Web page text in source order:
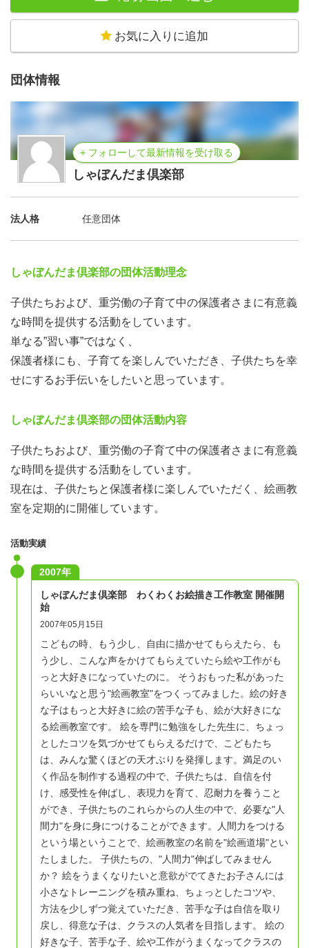
お気に入りに追加
団体情報
+ フォローして最新情報を受け取る
しゃぼんだま倶楽部
法人格 任意団体
しゃぼんだま倶楽部の団体活動理念
子供たちおよび、重労働の子育て中の保護者さまに有意義
な時間を提供する活動をしています。
単なる”習い事”ではなく、
保護者様にも、子育てを楽しんでいただき、子供たちを幸
せにするお手伝いをしたいと思っています。
しゃぼんだま倶楽部の団体活動内容
子供たちおよび、重労働の子育て中の保護者さまに有意義
な時間を提供する活動をしています。
現在は、子供たちと保護者様に楽しんでいただく、絵画教
室を定期的に開催しています。
活動実績
2007年
しゃぼんだま倶楽部 わくわくお絵描き工作教室 開催開
始
2007年05月15日
こどもの時、もう少し、自由に描かせてもらえたら、も
う少し、こんな声をかけてもらえていたら絵や工作がも
っと大好きになっていたのに。 そうおもった私があった
らいいなと思う"絵画教室"をつくってみました。絵の好き
な子はもっと大好きに絵の苦手な子も、絵が大好きにな
る絵画教室です。 絵を専門に勉強をした先生に、ちょっ
としたコツを気づかせてもらえるだけで、こどもたち
は、みんな驚くほどの天才ぶりを発揮します。満足のい
く作品を制作する過程の中で、子供たちは、自信を付
け、感受性を伸ばし、表現力を育て、忍耐力を養うこと
ができ、子供たちのこれらからの人生の中で、必要な"人
間力"を身に身につけることができます。人間力をつける
という場ということで、絵画教室の名前を"絵画道場"とい
たしました。 子供たちの、"人間力"伸ばしてみません
か？ 絵をうまくなりたいと意欲がでてきたお子さんには
小さなトレーニングを積み重ね、ちょっとしたコツや、
方法を少しずつ覚えていただき、苦手な子は自信を取り
戻し、得意な子は、クラスの人気者を目指します。 絵の
好きな子、苦手な子、絵や工作がうまくなってクラスの